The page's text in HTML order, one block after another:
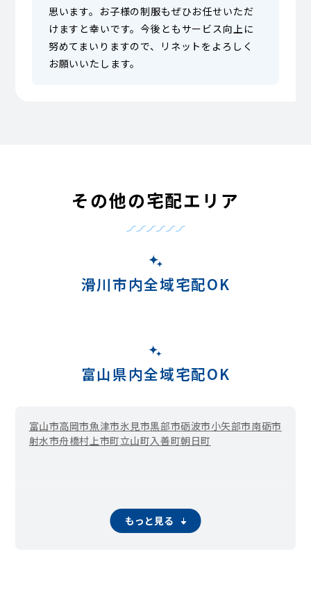
思います。お子様の制服もぜひお任せいただ
けますと幸いです。今後ともサービス向上に
努めてまいりますので、リネットをよろしく
お願いいたします。
その他の宅配エリア
滑川市内全域宅配OK
富山県内全域宅配OK
富山市高岡市魚津市氷見市黒部市砺波市小矢部市南砺市
射水市舟橋村 上市町立山町入善町朝日町
もっと見る